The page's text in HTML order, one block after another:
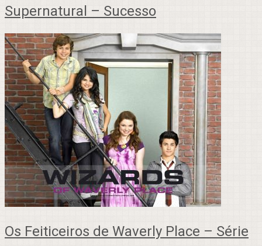
Supernatural – Sucesso
Os Feiticeiros de Waverly Place – Série